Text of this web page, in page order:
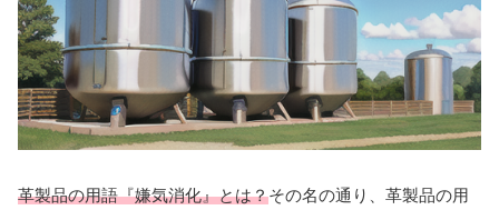
革製品の用語『嫌気消化』とは？その名の通り、革製品の用